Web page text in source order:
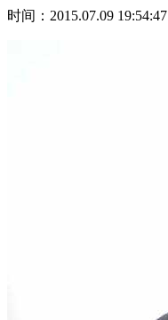
时间：2015.07.09 19:54:47